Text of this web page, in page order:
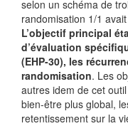
selon un schéma de
randomisation 1/1
L’objectif principal
d’évaluation
(EHP-30), les
randomisation. Les
autres idem de cet
bien-être plus global,
retentissement sur la